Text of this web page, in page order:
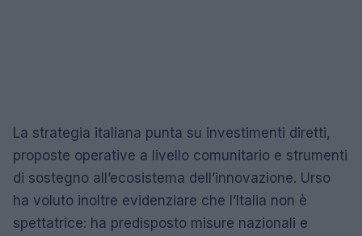
La strategia italiana punta su investimenti diretti,
proposte operative a livello comunitario e strumenti
di sostegno all’ecosistema dell’innovazione. Urso
ha voluto inoltre evidenziare che l’Italia non è
spettatrice: ha predisposto misure nazionali e